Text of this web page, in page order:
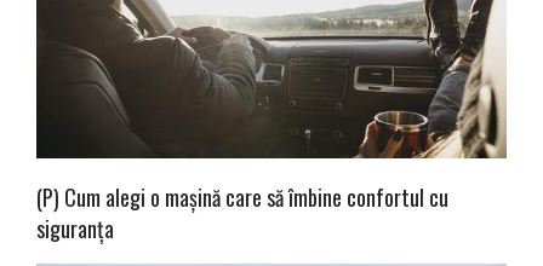
(P) Cum alegi o mașină care să îmbine confortul cu
siguranța